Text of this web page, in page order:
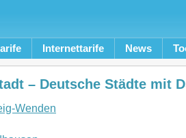
Internettarife News
– Deutsche Städte mit
Wenden